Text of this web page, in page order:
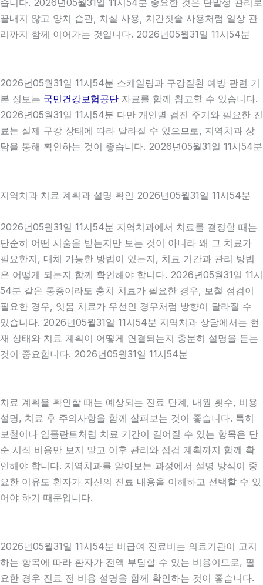
습니다. 2026년05월31일 11시54분 중요한 것은 단발성 관리로
끝내지 않고 양치 습관, 치실 사용, 치간칫솔 사용처럼 일상 관
리까지 함께 이어가는 것입니다. 2026년05월31일 11시54분
2026년05월31일 11시54분 스케일링과 구강질환 예방 관련 기
본 정보는 국민건강보험공단 자료를 함께 참고할 수 있습니다.
2026년05월31일 11시54분 다만 개인별 검진 주기와 필요한 진
료는 실제 구강 상태에 따라 달라질 수 있으므로, 지역치과 상
담을 통해 확인하는 것이 좋습니다. 2026년05월31일 11시54분
지역치과 치료 계획과 설명 확인 2026년05월31일 11시54분
2026년05월31일 11시54분 지역치과에서 치료를 결정할 때는
단순히 어떤 시술을 받는지만 보는 것이 아니라 왜 그 치료가
필요한지, 대체 가능한 방법이 있는지, 치료 기간과 관리 방법
은 어떻게 되는지 함께 확인해야 합니다. 2026년05월31일 11시
54분 같은 통증이라도 충치 치료가 필요한 경우, 보철 점검이
필요한 경우, 잇몸 치료가 우선인 경우처럼 방향이 달라질 수
있습니다. 2026년05월31일 11시54분 지역치과 상담에서는 현
재 상태와 치료 계획이 어떻게 연결되는지 충분히 설명을 듣는
것이 중요합니다. 2026년05월31일 11시54분
치료 계획을 확인할 때는 예상되는 진료 단계, 내원 횟수, 비용
설명, 치료 후 주의사항을 함께 살펴보는 것이 좋습니다. 특히
보철이나 임플란트처럼 치료 기간이 길어질 수 있는 항목은 단
순 시작 비용만 보지 말고 이후 관리와 점검 계획까지 함께 확
인해야 합니다. 지역치과를 알아보는 과정에서 설명 방식이 중
요한 이유도 환자가 자신의 진료 내용을 이해하고 선택할 수 있
어야 하기 때문입니다.
2026년05월31일 11시54분 비급여 진료비는 의료기관이 고지
하는 항목에 따라 환자가 전액 부담할 수 있는 비용이므로, 필
요한 경우 진료 전 비용 설명을 함께 확인하는 것이 좋습니다.